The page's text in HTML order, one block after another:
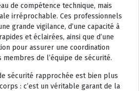
de compétence technique, mais
irréprochable. Ces professionnels
grande vigilance, d’une capacité à
et éclairées, ainsi que d’une
pour assurer une coordination
de l’équipe de sécurité.
sécurité rapprochée est bien plus
: c’est un véritable garant de la